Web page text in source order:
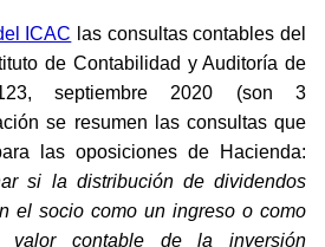
ICAC las consultas contables del
de Contabilidad y Auditoría de
septiembre 2020 (son 3
se resumen las consultas que
las oposiciones de Hacienda:
si la distribución de dividendos
el socio como un ingreso o como
valor contable de la inversión